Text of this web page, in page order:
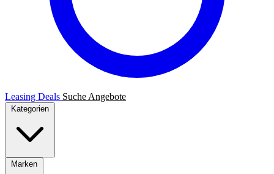
Leasing Deals Suche Angebote
Kategorien
Marken